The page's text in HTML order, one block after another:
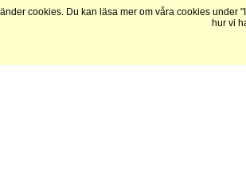
cookies. Du kan läsa mer om våra cookies
hur vi